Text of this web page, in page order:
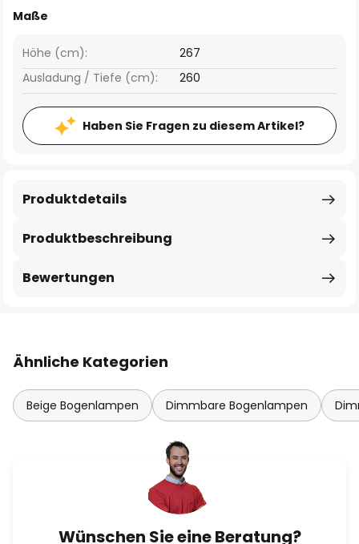
Maße
Höhe (cm):
267
Ausladung / Tiefe (cm):
260
Haben Sie Fragen zu diesem Artikel?
Produktbeschreibung
Produktdetails
Bewertungen
Ähnliche Kategorien
Beige Bogenlampen Dimmbare Bogenlampen
Wünschen Sie eine Beratung?